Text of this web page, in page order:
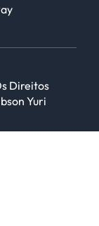
Direitos
Yuri